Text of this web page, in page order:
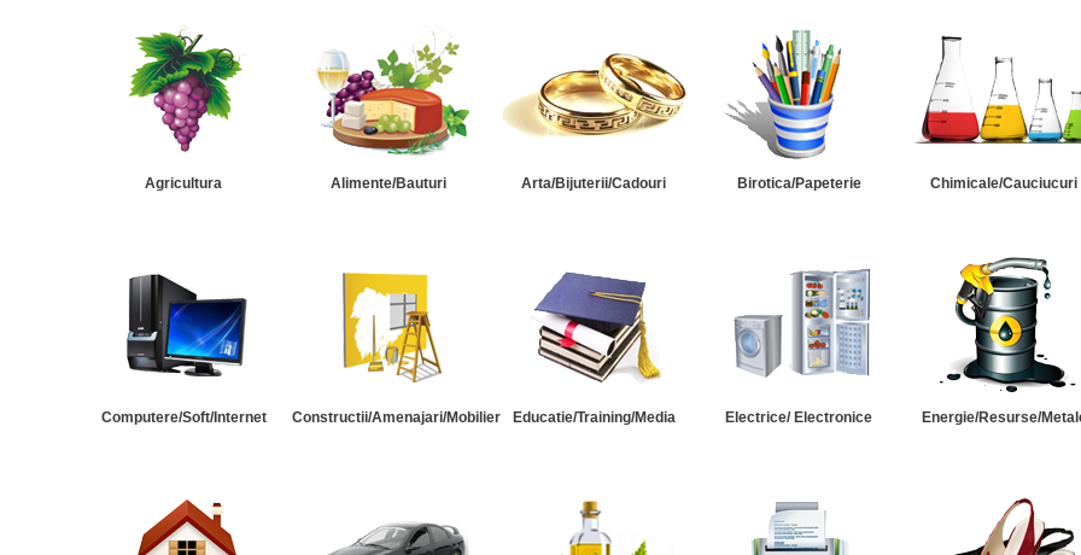
Agricultura Alimente/Bauturi Arta/Bijuterii/Cadouri Birotica/Papeterie Chimicale/Cauciucuri
Computere/Soft/Internet Constructii/Amenajari/Mobilier Educatie/Training/Media Electrice/ Electronice Energie/Resurse/